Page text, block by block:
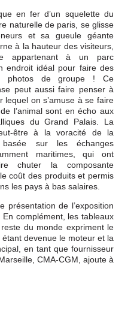
en fer d’un squelette du
naturelle de paris, se glisse
et sa gueule géante
à la hauteur des visiteurs,
appartenant à un parc
endroit idéal pour faire des
photos de groupe ! Ce
peut aussi faire penser à
lequel on s’amuse à se faire
l’animal sont en écho aux
du Grand Palais. La
être à la voracité de la
basée sur les échanges
maritimes, qui ont
chuter la composante
coût des produits et permis
les pays à bas salaires.
présentation de l’exposition
complément, les tableaux
du monde expriment le
devenue le moteur et la
en tant que fournisseur
CMA-CGM, ajoute à